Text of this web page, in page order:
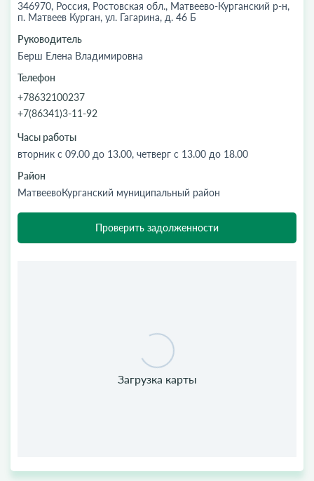
346970, Россия, Ростовская обл., Матвеево-Курганский р-н,
п. Матвеев Курган, ул. Гагарина, д. 46 Б
Руководитель
Берш Елена Владимировна
Телефон
+78632100237
+7(86341)3-11-92
Часы работы
вторник с 09.00 до 13.00, четверг с 13.00 до 18.00
Район
МатвеевоКурганский муниципальный район
Проверить задолженности